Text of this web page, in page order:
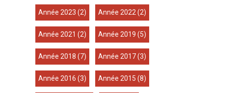
année 2023 (2) année 2022 (2)
année 2021 (2) année 2019 (5)
année 2018 (7) année 2017(3)
année 2016 (3) année 2015 (8)